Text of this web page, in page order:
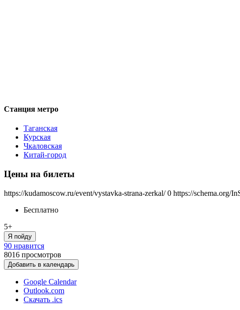
Станция метро
Таганская
Курская
Чкаловская
Китай-город
Цены на билеты
https://kudamoscow.ru/event/vystavka-strana-zerkal/ 0 https://schema.org/
Бесплатно
5+
Я пойду
90 нравится
8016 просмотров
Добавить в календарь
Google Calendar
Outlook.com
Скачать .ics